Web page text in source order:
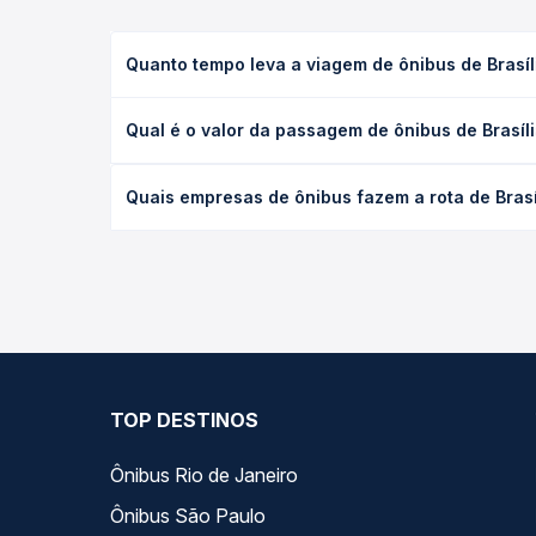
Quanto tempo leva a viagem de ônibus de
(convencional, executivo ou leito) e as condições
Qual é o valor da passagem de ônibus de
empresa, o tipo de poltrona e a antecedência da
Quais empresas de ônibus fazem a rota de
TOP DESTINOS
Ônibus Rio de Janeiro
Ônibus São Paulo